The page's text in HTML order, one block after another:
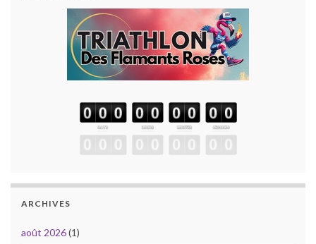
ARCHIVES
août 2026(1)